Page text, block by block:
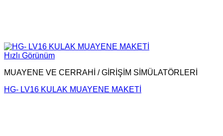
Hızlı Görünüm
MUAYENE VE CERRAHİ / GİRİŞİM SİMÜLATÖRLERİ
HG- LV16 KULAK MUAYENE MAKETİ